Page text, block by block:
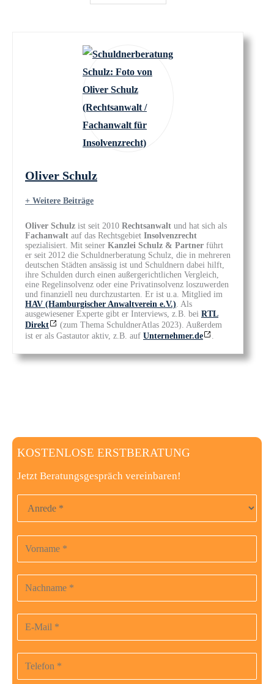
Oliver Schulz
+ Weitere Beiträge
Oliver Schulz ist seit 2010 Rechtsanwalt und hat sich als
Fachanwalt auf das Rechtsgebiet Insolvenzrecht
spezialisiert. Mit seiner Kanzlei Schulz & Partner führt
er seit 2012 die Schuldnerberatung Schulz, die in mehreren
deutschen Städten ansässig ist und Schuldnern dabei hilft,
ihre Schulden durch einen außergerichtlichen Vergleich,
eine Regelinsolvenz oder eine Privatinsolvenz loszuwerden
und finanziell neu durchzustarten. Er ist u.a. Mitglied im
HAV (Hamburgischer Anwaltverein e.V.). Als
ausgewiesener Experte gibt er Interviews, z.B. bei RTL
Direkt
(zum Thema SchuldnerAtlas 2023). Außerdem
ist er als Gastautor aktiv, z.B. auf Unternehmer.de .
KOSTENLOSE ERSTBERATUNG
Jetzt Beratungsgespräch vereinbaren!
Anrede
Bitte
lasse
dieses
Feld
Vorname
Nachname
E-Mail-Adresse
Telefonnummer